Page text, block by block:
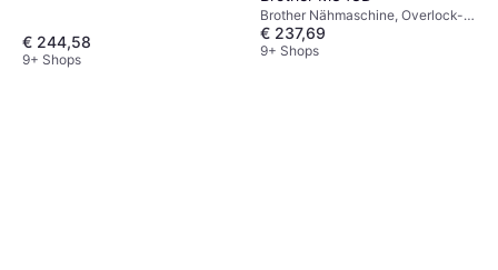
€ 244,58
9+ Shops
Brother Nähmaschine, Overlock-
Maschine: Elastische Naht
€ 237,69
9+ Shops